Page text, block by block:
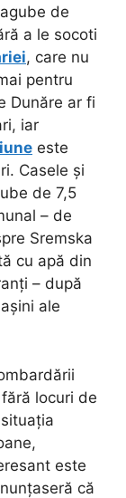
de
a le socoti
, care nu
pentru
Dunăre ar fi
iar
este
Casele și
de 7,5
– de
Sremska
cu apă din
– după
ale
locuri de
este
că